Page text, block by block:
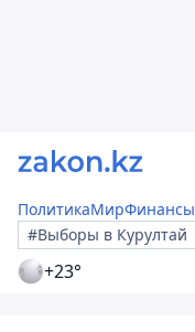
ПолитикаМирФинансы
#Выборы в Курултай
+23°